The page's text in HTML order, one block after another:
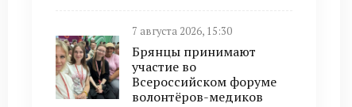
7 августа 2026, 15:30
Брянцы принимают
участие во
Всероссийском форуме
волонтёров-медиков